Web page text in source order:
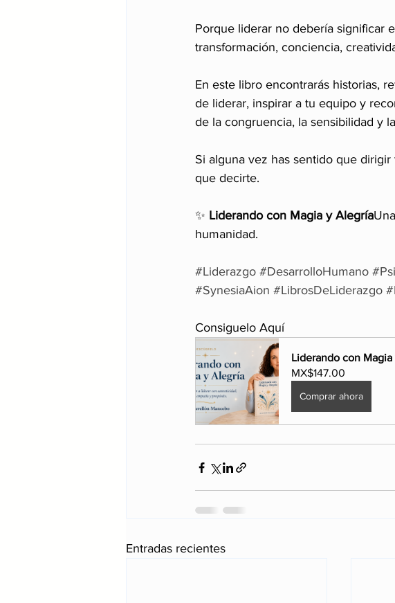
Porque liderar no debería significar
transformación, conciencia,
En este libro encontrarás historias,
de liderar, inspirar a tu equipo y
de la congruencia, la sensibilidad y
Si alguna vez has sentido que
que decirte.
✨ Liderando con Magia y Alegría
humanidad.
#Liderazgo #DesarrolloHumano
#SynesiaAion #LibrosDeLiderazgo
Consiguelo Aquí
Liderando con
MX$147.00
Comprar ahora
Entradas recientes